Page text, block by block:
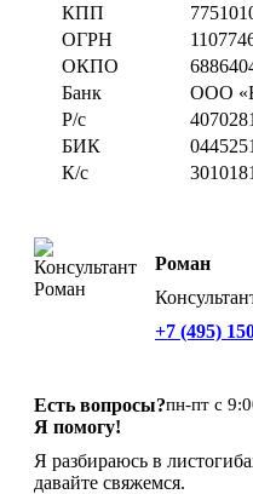
КПП
ОГРН
ОКПО
Банк
ООО
Р/с
БИК
К/с
Роман
+7 (495)
Есть вопросы?
Я помогу!
пн-пт с
Я разбираюсь в
давайте свяжемся.